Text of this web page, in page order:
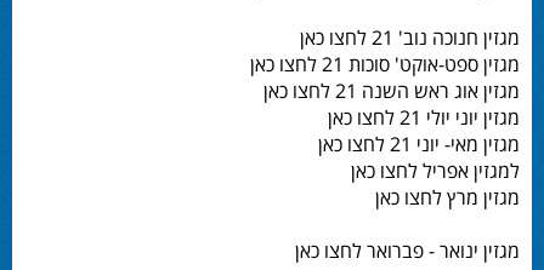
מגזין חנוכה נוב' 21 לחצו כאן
מגזין ספט-אוקט' סוכות 21 לחצו כאן
מגזין אוג ראש השנה 21 לחצו כאן
מגזין יוני יולי 21 לחצו כאן
מגזין מאי- יוני 21 לחצו כאן
למגזין אפריל לחצו כאן
מגזין מרץ לחצו כאן
מגזין ינואר - פברואר לחצו כאן